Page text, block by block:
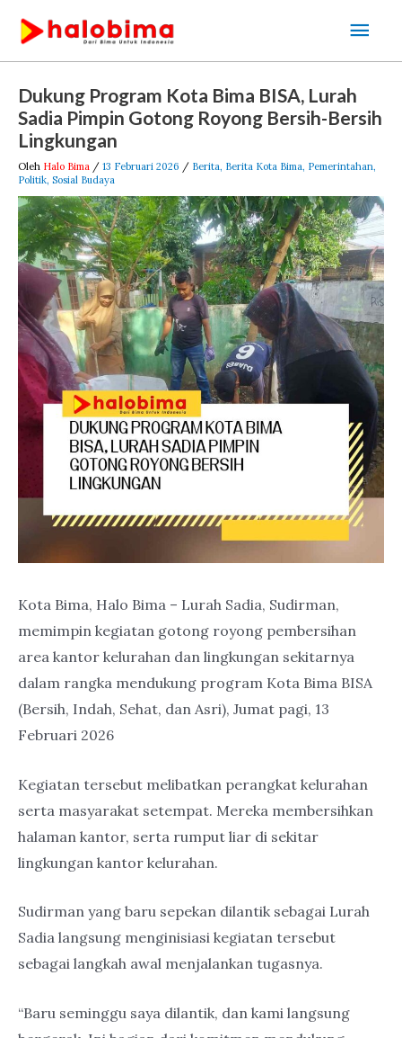
konten
Dukung Program Kota Bima BISA, Lurah
Sadia Pimpin Gotong Royong Bersih-Bersih
Lingkungan
Oleh Halo Bima / 13 Februari 2026 / Berita, Berita Kota Bima, Pemerintahan,
Politik, Sosial Budaya
Kota Bima, Halo Bima – Lurah Sadia, Sudirman,
memimpin kegiatan gotong royong pembersihan
area kantor kelurahan dan lingkungan sekitarnya
dalam rangka mendukung program Kota Bima BISA
(Bersih, Indah, Sehat, dan Asri), Jumat pagi, 13
Februari 2026
Kegiatan tersebut melibatkan perangkat kelurahan
serta masyarakat setempat. Mereka membersihkan
halaman kantor, serta rumput liar di sekitar
lingkungan kantor kelurahan.
Sudirman yang baru sepekan dilantik sebagai Lurah
Sadia langsung menginisiasi kegiatan tersebut
sebagai langkah awal menjalankan tugasnya.
“Baru seminggu saya dilantik, dan kami langsung
navigation